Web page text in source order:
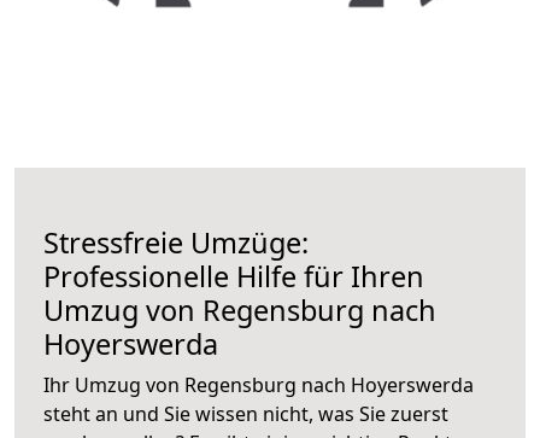
Stressfreie Umzüge:
Professionelle Hilfe für Ihren
Umzug von Regensburg nach
Hoyerswerda
Ihr Umzug von Regensburg nach Hoyerswerda
steht an und Sie wissen nicht, was Sie zuerst